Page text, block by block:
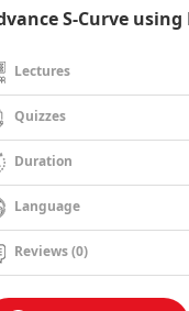
S-Curve using
Lectures
Quizzes
Duration
Language
Reviews (0)